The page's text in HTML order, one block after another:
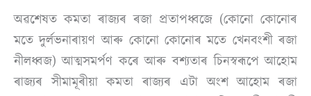
অৱশেষত কমতা ৰাজ্যৰ ৰজা প্ৰতাপধ্বজে (কোনো কোনোৰ
মতে দুৰ্লভনাৰায়ণ আৰু কোনো কোনোৰ মতে খেনবংশী ৰজা
নীলধ্বজ) আত্মসমৰ্পণ কৰে আৰু বশ্যতাৰ চিনস্বৰূপে আহোম
ৰাজ্যৰ সীমামূৰীয়া কমতা ৰাজ্যৰ এটা অংশ আহোম ৰজা